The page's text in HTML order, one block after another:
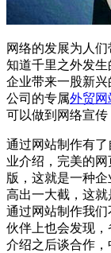
网络的发展为人
知道千里之外发
企业带来一股新
公司的专属外贸网
可以做到网络宣传
通过网站制作有
业介绍，完美的
版，这就是一种
高出一大截，这就
通过网站制作我
伙伴上也会发现
介绍之后谈合作